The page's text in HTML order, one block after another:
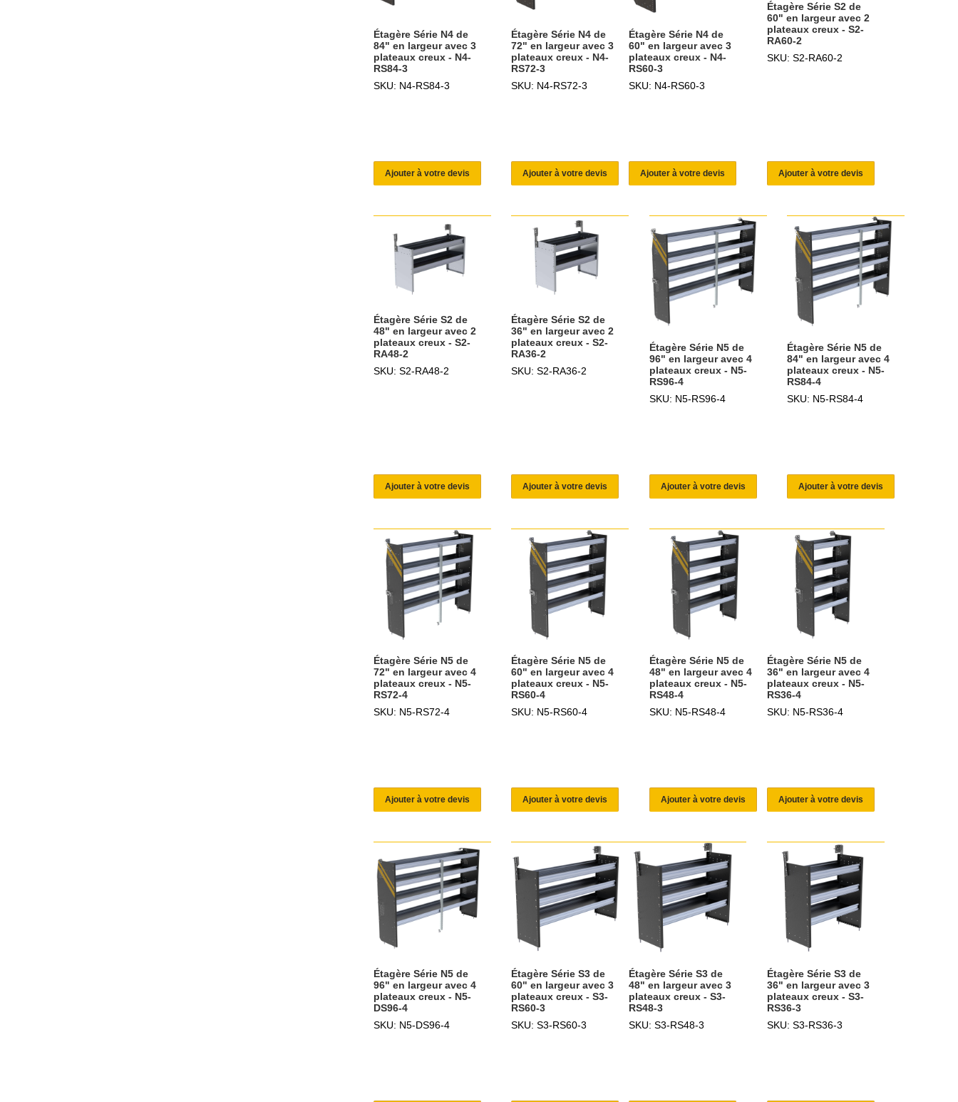
Étagère Série N4 de
84" en largeur avec 3
plateaux creux - N4-
RS84-3
SKU: N4-RS84-3
Ajouter à votre devis
Étagère Série N4 de
72" en largeur avec 3
plateaux creux - N4-
RS72-3
SKU: N4-RS72-3
Ajouter à votre devis
Étagère Série N4 de
60" en largeur avec 3
plateaux creux - N4-
RS60-3
SKU: N4-RS60-3
Ajouter à votre devis
Étagère Série S2 de
60" en largeur avec 2
plateaux creux - S2-
RA60-2
SKU: S2-RA60-2
Ajouter à votre devis
Étagère Série S2 de
48" en largeur avec 2
plateaux creux - S2-
RA48-2
SKU: S2-RA48-2
Ajouter à votre devis
Étagère Série S2 de
36" en largeur avec 2
plateaux creux - S2-
RA36-2
SKU: S2-RA36-2
Ajouter à votre devis
Étagère Série N5 de
96" en largeur avec 4
plateaux creux - N5-
RS96-4
SKU: N5-RS96-4
Ajouter à votre devis
Étagère Série N5 de
84" en largeur avec 4
plateaux creux - N5-
RS84-4
SKU: N5-RS84-4
Ajouter à votre devis
Étagère Série N5 de
72" en largeur avec 4
plateaux creux - N5-
RS72-4
SKU: N5-RS72-4
Ajouter à votre devis
Étagère Série N5 de
60" en largeur avec 4
plateaux creux - N5-
RS60-4
SKU: N5-RS60-4
Ajouter à votre devis
Étagère Série N5 de
48" en largeur avec 4
plateaux creux - N5-
RS48-4
SKU: N5-RS48-4
Ajouter à votre devis
Étagère Série N5 de
36" en largeur avec 4
plateaux creux - N5-
RS36-4
SKU: N5-RS36-4
Ajouter à votre devis
Étagère Série N5 de
96" en largeur avec 4
plateaux creux - N5-
DS96-4
SKU: N5-DS96-4
Étagère Série S3 de
60" en largeur avec 3
plateaux creux - S3-
RS60-3
SKU: S3-RS60-3
Étagère Série S3 de
48" en largeur avec 3
plateaux creux - S3-
RS48-3
SKU: S3-RS48-3
Étagère Série S3 de
36" en largeur avec 3
plateaux creux - S3-
RS36-3
SKU: S3-RS36-3